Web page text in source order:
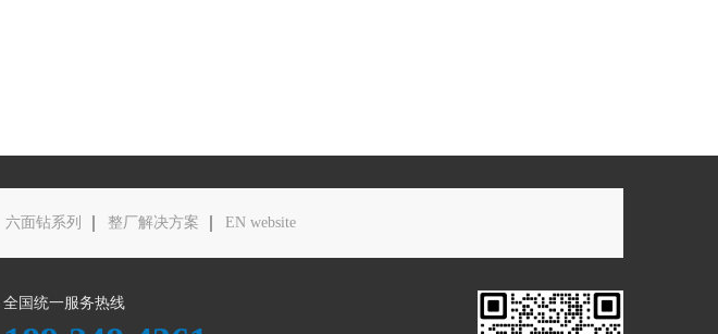
六面钻系列 整厂解决方案 EN website
全国统一服务热线